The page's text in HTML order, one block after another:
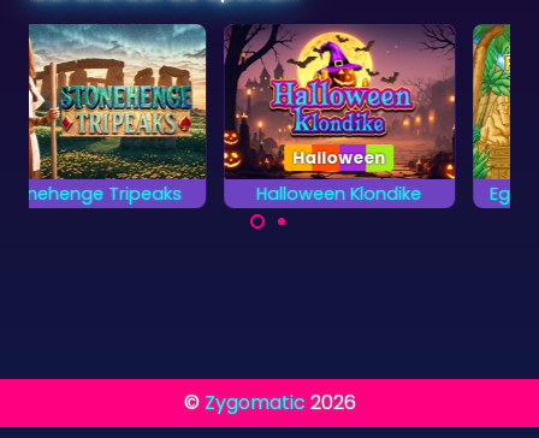
Halloween Klondike
Halloween
Egypt Pyramid Solitaire
© Zygomatic 2026